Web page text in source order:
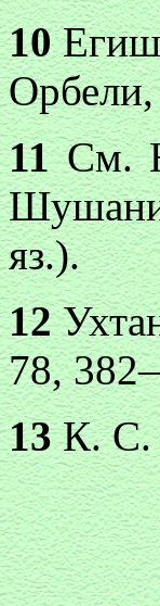
10
11См.
яз.).
12
78,
13К. С.